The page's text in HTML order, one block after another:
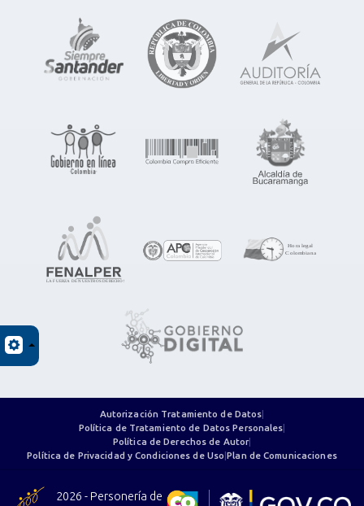
Autorización Tratamiento de Datos|
Política de Tratamiento de Datos Personales|
Política de Derechos de Autor|
Política de Privacidad y Condiciones de Uso|Plan de Comunicaciones
2026 - Personería de